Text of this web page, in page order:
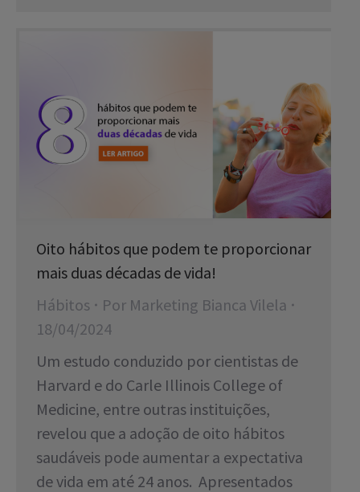
Oito hábitos que podem te proporcionar
mais duas décadas de vida!
Hábitos
Por Marketing Bianca Vilela
18/04/2024
Um estudo conduzido por cientistas de
Harvard e do Carle Illinois College of
Medicine, entre outras instituições,
revelou que a adoção de oito hábitos
saudáveis pode aumentar a expectativa
de vida em até 24 anos. Apresentados